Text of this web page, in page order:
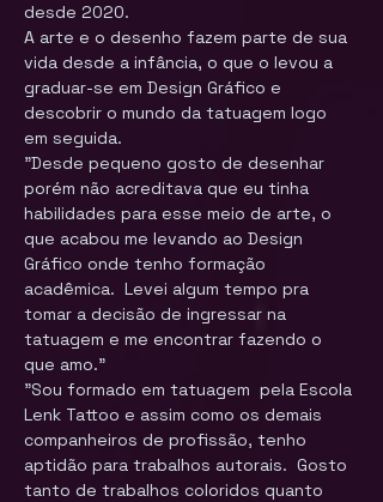
desde 2020.
A arte e o desenho fazem parte de sua
vida desde a infância, o que o levou a
graduar-se em Design Gráfico e
descobrir o mundo da tatuagem logo
em seguida.
"Desde pequeno gosto de desenhar
porém não acreditava que eu tinha
habilidades para esse meio de arte, o
que acabou me levando ao Design
Gráfico onde tenho formação
acadêmica.  Levei algum tempo pra
tomar a decisão de ingressar na
tatuagem e me encontrar fazendo o
que amo."
"Sou formado em tatuagem  pela Escola
Lenk Tattoo e assim como os demais
companheiros de profissão, tenho
aptidão para trabalhos autorais.  Gosto
tanto de trabalhos coloridos quanto